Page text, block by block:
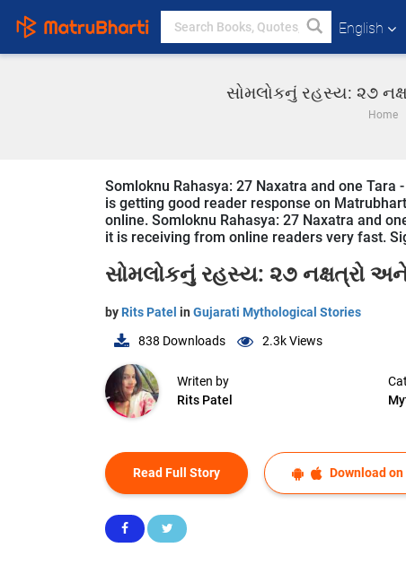
English
સોમલોકનું રહસ્ય: ૨૭
Home
Somloknu Rahasya: 27 Naxatra and one
is getting good reader response on
online. Somloknu Rahasya: 27 Naxatra and
it is receiving from online readers very fast.
સોમલોકનું રહસ્ય: ૨૭ નક્ષત્રો
by Rits Patel in Gujarati Mythological Stories
838 Downloads 2.3kViews
Writen by
Rits Patel
Read Full Story Download